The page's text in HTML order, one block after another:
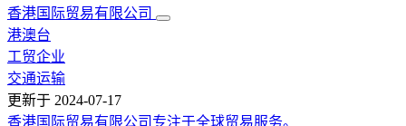
香港国际贸易有限公司
港澳台
工贸企业
交通运输
更新于 2024-07-17
香港国际贸易有限公司专注于全球贸易服务。